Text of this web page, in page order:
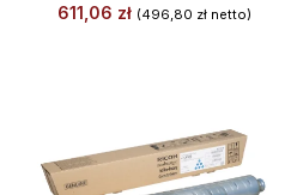
611,06 zł (496,80 złnetto)